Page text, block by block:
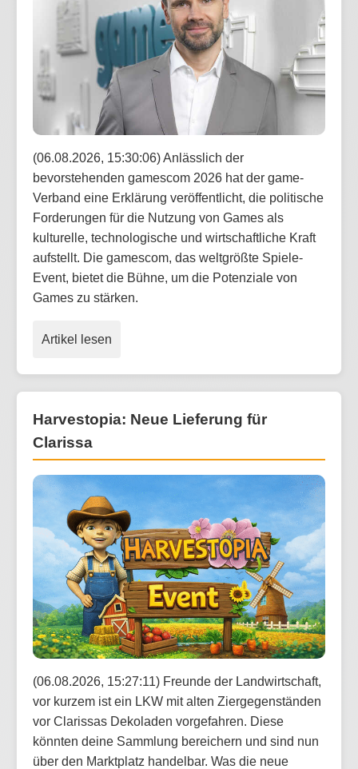
(06.08.2026, 15:30:06) Anlässlich der
bevorstehenden gamescom 2026 hat der game-
Verband eine Erklärung veröffentlicht, die politische
Forderungen für die Nutzung von Games als
kulturelle, technologische und wirtschaftliche Kraft
aufstellt. Die gamescom, das weltgrößte Spiele-
Event, bietet die Bühne, um die Potenziale von
Games zu stärken.
Artikel lesen
Harvestopia: Neue Lieferung für
Clarissa
(06.08.2026, 15:27:11) Freunde der Landwirtschaft,
vor kurzem ist ein LKW mit alten Ziergegenständen
vor Clarissas Dekoladen vorgefahren. Diese
könnten deine Sammlung bereichern und sind nun
über den Marktplatz handelbar. Was die neue